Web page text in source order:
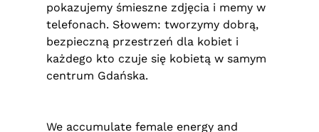
pokazujemy śmieszne zdjęcia i memy w
telefonach. Słowem: tworzymy dobrą,
bezpieczną przestrzeń dla kobiet i
każdego kto czuje się kobietą w samym
centrum Gdańska.
We accumulate female energy and